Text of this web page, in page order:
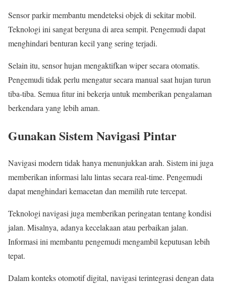
Sensor parkir membantu mendeteksi objek di sekitar mobil.
Teknologi ini sangat berguna di area sempit. Pengemudi dapat
menghindari benturan kecil yang sering terjadi.
Selain itu, sensor hujan mengaktifkan wiper secara otomatis.
Pengemudi tidak perlu mengatur secara manual saat hujan turun
tiba-tiba. Semua fitur ini bekerja untuk memberikan pengalaman
berkendara yang lebih aman.
Gunakan Sistem Navigasi Pintar
Navigasi modern tidak hanya menunjukkan arah. Sistem ini juga
memberikan informasi lalu lintas secara real-time. Pengemudi
dapat menghindari kemacetan dan memilih rute tercepat.
Teknologi navigasi juga memberikan peringatan tentang kondisi
jalan. Misalnya, adanya kecelakaan atau perbaikan jalan.
Informasi ini membantu pengemudi mengambil keputusan lebih
tepat.
Dalam konteks otomotif digital, navigasi terintegrasi dengan data